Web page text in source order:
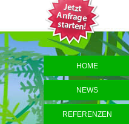
HOME
NEWS
REFERENZEN